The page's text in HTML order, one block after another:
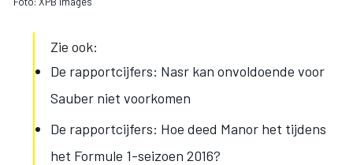
Zie ook:
De rapportcijfers: Nasr kan onvoldoende voor
Sauber niet voorkomen
De rapportcijfers: Hoe deed Manor het tijdens
het Formule 1-seizoen 2016?